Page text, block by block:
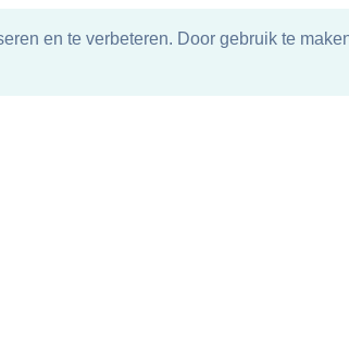
en te verbeteren. Door gebruik te